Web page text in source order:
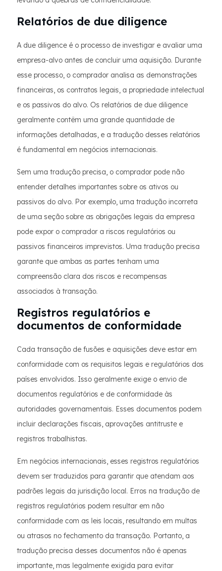
Relatórios de due diligence
A due diligence é o processo de investigar e avaliar uma
empresa-alvo antes de concluir uma aquisição. Durante
esse processo, o comprador analisa as demonstrações
financeiras, os contratos legais, a propriedade intelectual
e os passivos do alvo. Os relatórios de due diligence
geralmente contêm uma grande quantidade de
informações detalhadas, e a tradução desses relatórios
é fundamental em negócios internacionais.
Sem uma tradução precisa, o comprador pode não
entender detalhes importantes sobre os ativos ou
passivos do alvo. Por exemplo, uma tradução incorreta
de uma seção sobre as obrigações legais da empresa
pode expor o comprador a riscos regulatórios ou
passivos financeiros imprevistos. Uma tradução precisa
garante que ambas as partes tenham uma
compreensão clara dos riscos e recompensas
associados à transação.
Registros regulatórios e
documentos de conformidade
Cada transação de fusões e aquisições deve estar em
conformidade com os requisitos legais e regulatórios dos
países envolvidos. Isso geralmente exige o envio de
documentos regulatórios e de conformidade às
autoridades governamentais. Esses documentos podem
incluir declarações fiscais, aprovações antitruste e
registros trabalhistas.
Em negócios internacionais, esses registros regulatórios
devem ser traduzidos para garantir que atendam aos
padrões legais da jurisdição local. Erros na tradução de
registros regulatórios podem resultar em não
conformidade com as leis locais, resultando em multas
ou atrasos no fechamento da transação. Portanto, a
tradução precisa desses documentos não é apenas
importante, mas legalmente exigida para evitar